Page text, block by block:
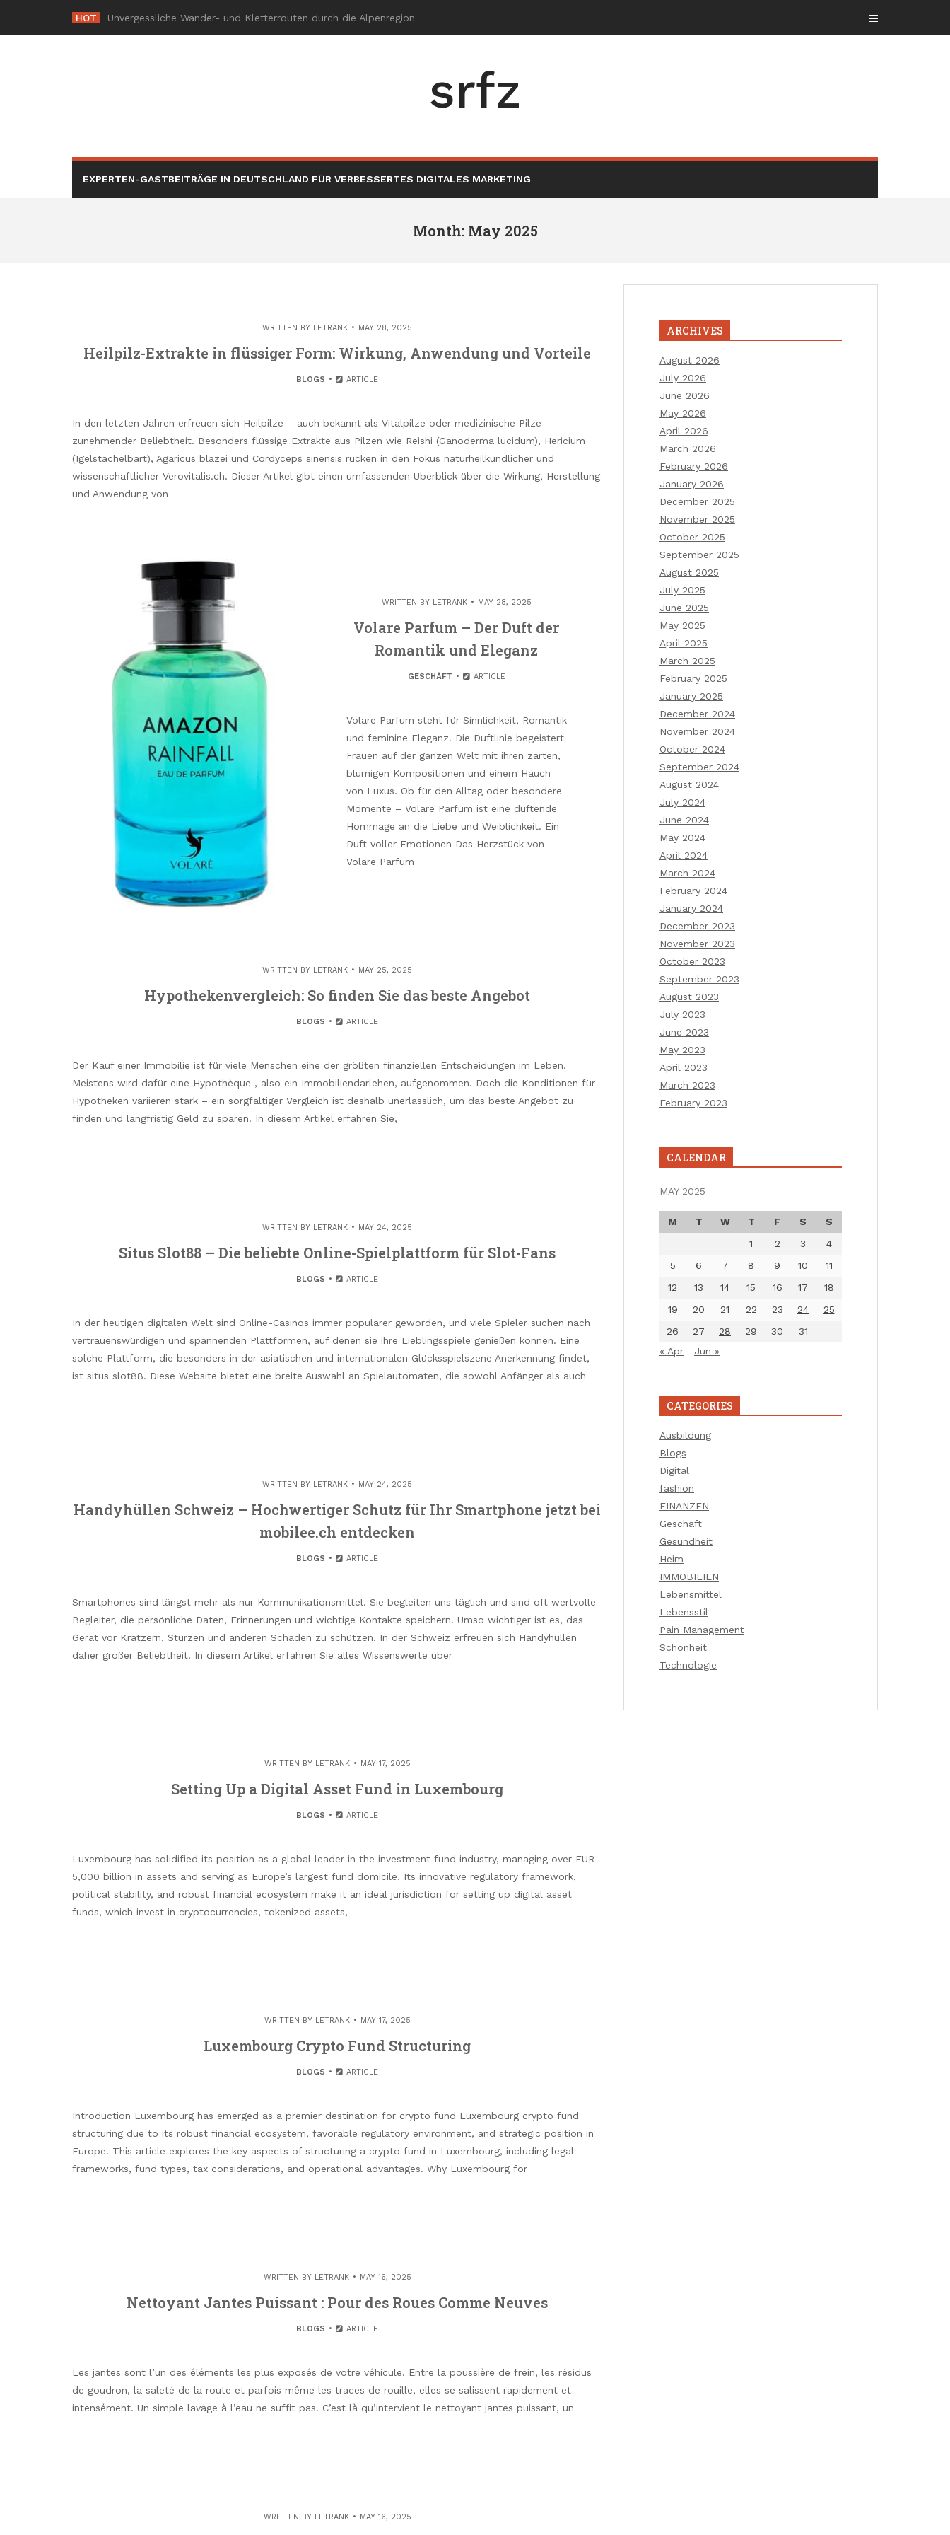
content
HOT Die Rolle-
srfz
EXPERTEN-GASTBEITRÄGE IN DEUTSCHLAND FÜR VERBESSERTES DIGITALES MARKETING
Month: May 2025
WRITTEN BY LETRANK MAY 28, 2025
Heilpilz-Extrakte in flüssiger Form: Wirkung, Anwendung und Vorteile
BLOGS ARTICLE
In den letzten Jahren erfreuen sich Heilpilze – auch bekannt als Vitalpilze oder medizinische Pilze –
zunehmender Beliebtheit. Besonders flüssige Extrakte aus Pilzen wie Reishi (Ganoderma lucidum), Hericium
(Igelstachelbart), Agaricus blazei und Cordyceps sinensis rücken in den Fokus naturheilkundlicher und
wissenschaftlicher Verovitalis.ch. Dieser Artikel gibt einen umfassenden Überblick über die Wirkung, Herstellung
und Anwendung von
WRITTEN BY LETRANK MAY 28, 2025
Volare Parfum – Der Duft der
Romantik und Eleganz
GESCHÄFT ARTICLE
Volare Parfum steht für Sinnlichkeit, Romantik
und feminine Eleganz. Die Duftlinie begeistert
Frauen auf der ganzen Welt mit ihren zarten,
blumigen Kompositionen und einem Hauch
von Luxus. Ob für den Alltag oder besondere
Momente – Volare Parfum ist eine duftende
Hommage an die Liebe und Weiblichkeit. Ein
Duft voller Emotionen Das Herzstück von
Volare Parfum
WRITTEN BY LETRANK MAY 25, 2025
Hypothekenvergleich: So finden Sie das beste Angebot
BLOGS ARTICLE
Der Kauf einer Immobilie ist für viele Menschen eine der größten finanziellen Entscheidungen im Leben.
Meistens wird dafür eine Hypothèque , also ein Immobiliendarlehen, aufgenommen. Doch die Konditionen für
Hypotheken variieren stark – ein sorgfältiger Vergleich ist deshalb unerlässlich, um das beste Angebot zu
finden und langfristig Geld zu sparen. In diesem Artikel erfahren Sie,
WRITTEN BY LETRANK MAY 24, 2025
Situs Slot88 – Die beliebte Online-Spielplattform für Slot-Fans
BLOGS ARTICLE
In der heutigen digitalen Welt sind Online-Casinos immer populärer geworden, und viele Spieler suchen nach
vertrauenswürdigen und spannenden Plattformen, auf denen sie ihre Lieblingsspiele genießen können. Eine
solche Plattform, die besonders in der asiatischen und internationalen Glücksspielszene Anerkennung findet,
ist situs slot88. Diese Website bietet eine breite Auswahl an Spielautomaten, die sowohl Anfänger als auch
WRITTEN BY LETRANK MAY 24, 2025
Handyhüllen Schweiz – Hochwertiger Schutz für Ihr Smartphone jetzt bei
mobilee.ch entdecken
BLOGS ARTICLE
Smartphones sind längst mehr als nur Kommunikationsmittel. Sie begleiten uns täglich und sind oft wertvolle
Begleiter, die persönliche Daten, Erinnerungen und wichtige Kontakte speichern. Umso wichtiger ist es, das
Gerät vor Kratzern, Stürzen und anderen Schäden zu schützen. In der Schweiz erfreuen sich Handyhüllen
daher großer Beliebtheit. In diesem Artikel erfahren Sie alles Wissenswerte über
WRITTEN BY LETRANK MAY 17, 2025
Setting Up a Digital Asset Fund in Luxembourg
BLOGS ARTICLE
Luxembourg has solidified its position as a global leader in the investment fund industry, managing over EUR
5,000 billion in assets and serving as Europe’s largest fund domicile. Its innovative regulatory framework,
political stability, and robust financial ecosystem make it an ideal jurisdiction for setting up digital asset
funds, which invest in cryptocurrencies, tokenized assets,
WRITTEN BY LETRANK MAY 17, 2025
Luxembourg Crypto Fund Structuring
BLOGS ARTICLE
Introduction Luxembourg has emerged as a premier destination for crypto fund Luxembourg crypto fund
structuring due to its robust financial ecosystem, favorable regulatory environment, and strategic position in
Europe. This article explores the key aspects of structuring a crypto fund in Luxembourg, including legal
frameworks, fund types, tax considerations, and operational advantages. Why Luxembourg for
WRITTEN BY LETRANK MAY 16, 2025
Nettoyant Jantes Puissant : Pour des Roues Comme Neuves
BLOGS ARTICLE
Les jantes sont l’un des éléments les plus exposés de votre véhicule. Entre la poussière de frein, les résidus
de goudron, la saleté de la route et parfois même les traces de rouille, elles se salissent rapidement et
intensément. Un simple lavage à l’eau ne suffit pas. C’est là qu’intervient le nettoyant jantes puissant, un
WRITTEN BY LETRANK MAY 16, 2025
ARCHIVES
August 2026
July 2026
June 2026
May 2026
April 2026
March 2026
February 2026
January 2026
December 2025
November 2025
October 2025
September 2025
August 2025
July 2025
June 2025
May 2025
April 2025
March 2025
February 2025
January 2025
December 2024
November 2024
October 2024
September 2024
August 2024
July 2024
June 2024
May 2024
April 2024
March 2024
February 2024
January 2024
December 2023
November 2023
October 2023
September 2023
August 2023
July 2023
June 2023
May 2023
April 2023
March 2023
February 2023
CALENDAR
MAY 2025
M T W T F S
S
1
2 3
4
5
6 7 8 9 10
11
12
13 14 15 16 17
18
19
20 21 22 23 24
25
26
27 28 29 30
31
« Apr
Jun »
CATEGORIES
Ausbildung
Blogs
Digital
fashion
FINANZEN
Geschäft
Gesundheit
Heim
IMMOBILIEN
Lebensmittel
Lebensstil
Pain Management
Schönheit
Technologie